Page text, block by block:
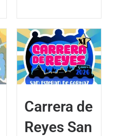
Carrera de
Reyes San